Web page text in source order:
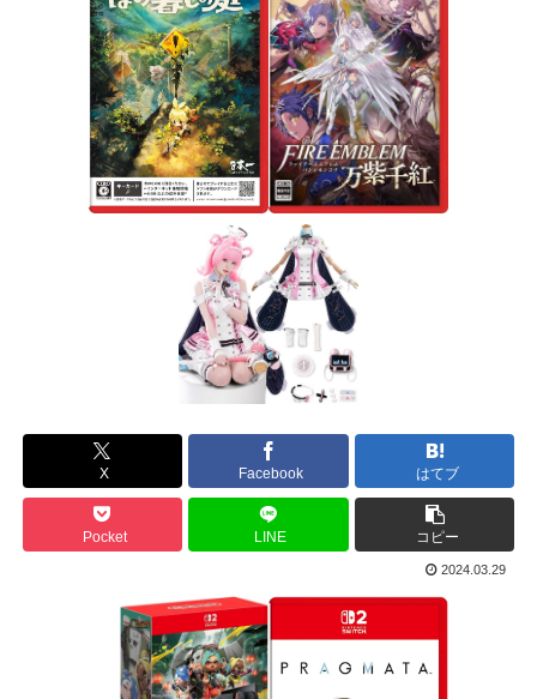
X Facebook はてブ
Pocket LINE コピー
2024.03.29